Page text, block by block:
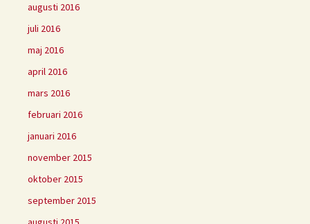
augusti 2016
juli 2016
maj 2016
april 2016
mars 2016
februari 2016
januari 2016
november 2015
oktober 2015
september 2015